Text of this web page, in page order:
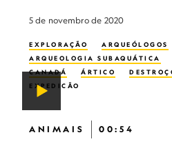
5 de novembro de 2020
EXPLORAÇÃO
ARQUEÓLOGOS
ARQUEOLOGIA SUBAQUÁTICA
CANADÁ
ÁRTICO
EXPEDIÇÃO
ANIMAIS 00:54